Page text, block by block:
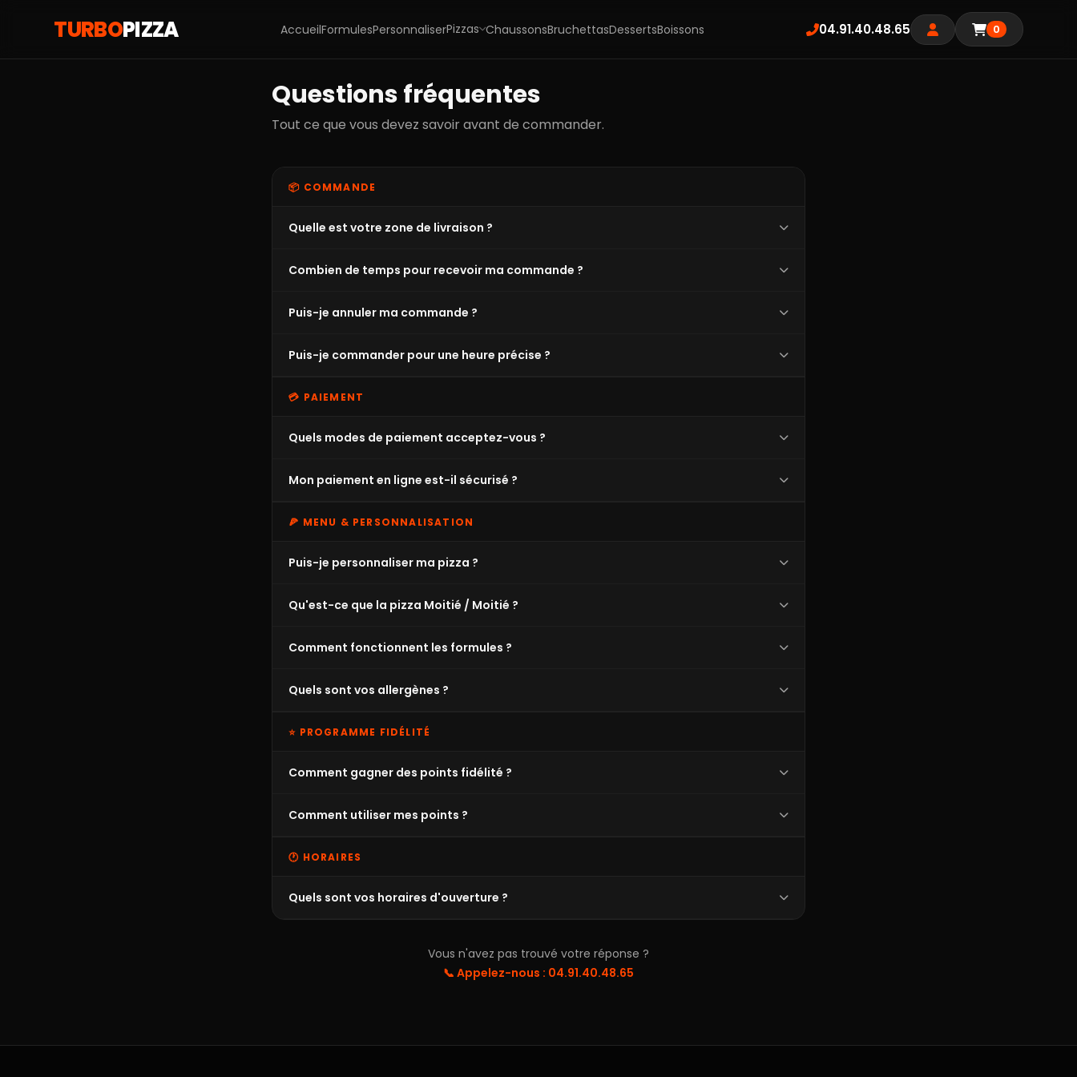
TURBOPIZZA AccueilFormulesPersonnaliserPizzas ChaussonsBruchettasDessertsBoissons 04.91.40.48.65 0
Questions fréquentes
Tout ce que vous devez savoir avant de commander.
📦 COMMANDE
Quelle est votre zone de livraison ?
Combien de temps pour recevoir ma commande ?
Puis-je annuler ma commande ?
Puis-je commander pour une heure précise ?
💳 PAIEMENT
Quels modes de paiement acceptez-vous ?
Mon paiement en ligne est-il sécurisé ?
🍕 MENU & PERSONNALISATION
Puis-je personnaliser ma pizza ?
Qu'est-ce que la pizza Moitié / Moitié ?
Comment fonctionnent les formules ?
Quels sont vos allergènes ?
⭐ PROGRAMME FIDÉLITÉ
Comment gagner des points fidélité ?
Comment utiliser mes points ?
🕐 HORAIRES
Quels sont vos horaires d'ouverture ?
Vous n'avez pas trouvé votre réponse ?
📞 Appelez-nous : 04.91.40.48.65